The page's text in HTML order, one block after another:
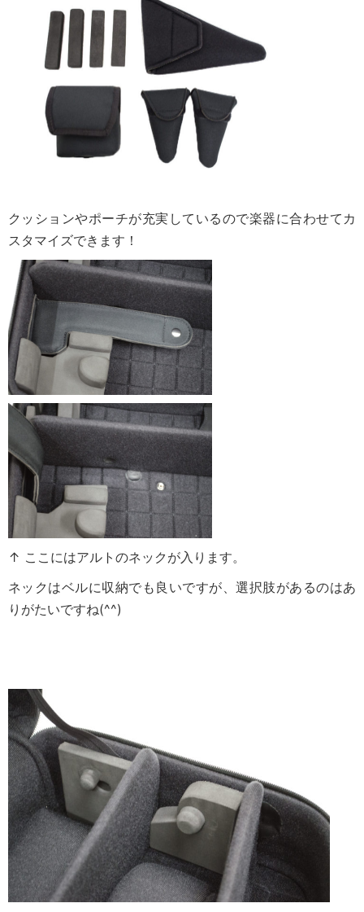
クッションやポーチが充実しているので楽器に合わせてカ
スタマイズできます！
↑ ここにはアルトのネックが入ります。
ネックはベルに収納でも良いですが、選択肢があるのはあ
りがたいですね(^^)